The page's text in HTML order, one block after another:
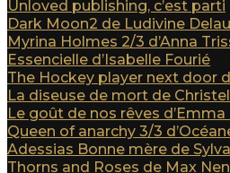
Unloved publishing, c’est parti
Dark Moon2 de Ludivine
Myrina Holmes 2/3 d’Anna
Essencielle d’Isabelle Fourié
The Hockey player next door
La diseuse de mort de
Le goût de nos rêves d’Emma
Queen of anarchy 3/3
Adessias Bonne mère de
Thorns and Roses de Max